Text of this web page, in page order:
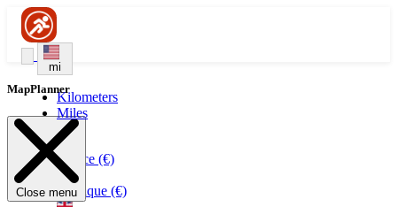
mi
Kilometers
Miles
France (€)
Belgique (€)
MapPlanner
Close menu